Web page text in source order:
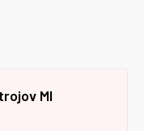
MI